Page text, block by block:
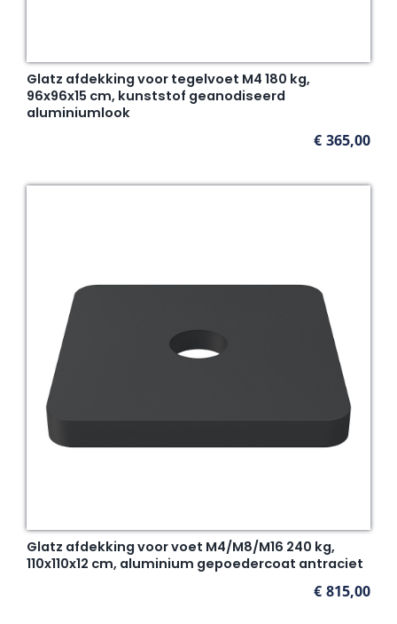
Glatz afdekking voor tegelvoet M4 180 kg,
96x96x15 cm, kunststof geanodiseerd
aluminiumlook
€ 365,00
Glatz afdekking voor voet M4/M8/M16 240 kg,
110x110x12 cm, aluminium gepoedercoat antraciet
€ 815,00